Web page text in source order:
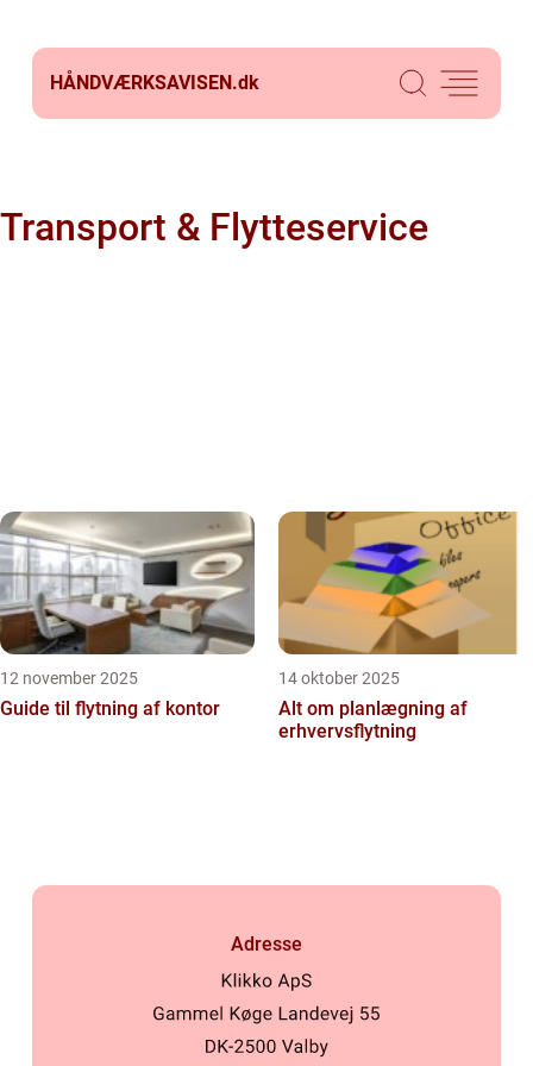
HÅNDVÆRKSAVISEN.dk
Transport & Flytteservice
12 november 2025
Guide til flytning af kontor
14 oktober 2025
Alt om planlægning af
erhvervsflytning
Adresse